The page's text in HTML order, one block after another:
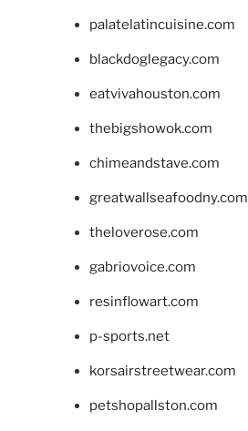
palatelatincuisine.com
blackdoglegacy.com
eatvivahouston.com
thebigshowok.com
chimeandstave.com
greatwallseafoodny.com
theloverose.com
gabriovoice.com
resinflowart.com
p-sports.net
korsairstreetwear.com
petshopallston.com